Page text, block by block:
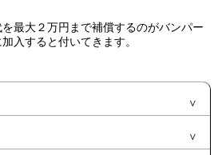
最大２万円まで補償するのがバンパー
入すると付いてきます。